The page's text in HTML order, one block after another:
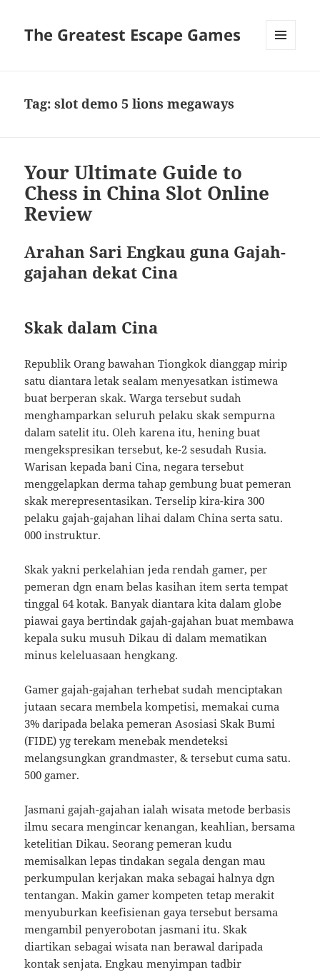
The Greatest Escape Games
Tag:slot demo 5 lions megaways
Your Ultimate Guide to
Chess in China Slot Online
Review
Arahan Sari Engkau guna Gajah-
gajahan dekat Cina
Skak dalam Cina
Republik Orang bawahan Tiongkok dianggap mirip
satu diantara letak sealam menyesatkan istimewa
buat berperan skak. Warga tersebut sudah
menghamparkan seluruh pelaku skak sempurna
dalam satelit itu. Oleh karena itu, hening buat
mengekspresikan tersebut, ke-2 sesudah Rusia.
Warisan kepada bani Cina, negara tersebut
menggelapkan derma tahap gembung buat pemeran
skak merepresentasikan. Terselip kira-kira 300
pelaku gajah-gajahan lihai dalam China serta satu.
000 instruktur.
Skak yakni perkelahian jeda rendah gamer, per
pemeran dgn enam belas kasihan item serta tempat
tinggal 64 kotak. Banyak diantara kita dalam globe
piawai gaya bertindak gajah-gajahan buat membawa
kepala suku musuh Dikau di dalam mematikan
minus keleluasaan hengkang.
Gamer gajah-gajahan terhebat sudah menciptakan
jutaan secara membela kompetisi, memakai cuma
3% daripada belaka pemeran Asosiasi Skak Bumi
(FIDE) yg terekam menebak mendeteksi
melangsungkan grandmaster, & tersebut cuma satu.
500 gamer.
Jasmani gajah-gajahan ialah wisata metode berbasis
ilmu secara mengincar kenangan, keahlian, bersama
ketelitian Dikau. Seorang pemeran kudu
memisalkan lepas tindakan segala dengan mau
perkumpulan kerjakan maka sebagai halnya dgn
tentangan. Makin gamer kompeten tetap merakit
menyuburkan keefisienan gaya tersebut bersama
mengambil penyerobotan jasmani itu. Skak
diartikan sebagai wisata nan berawal daripada
kontak senjata. Engkau menyimpan tadbir